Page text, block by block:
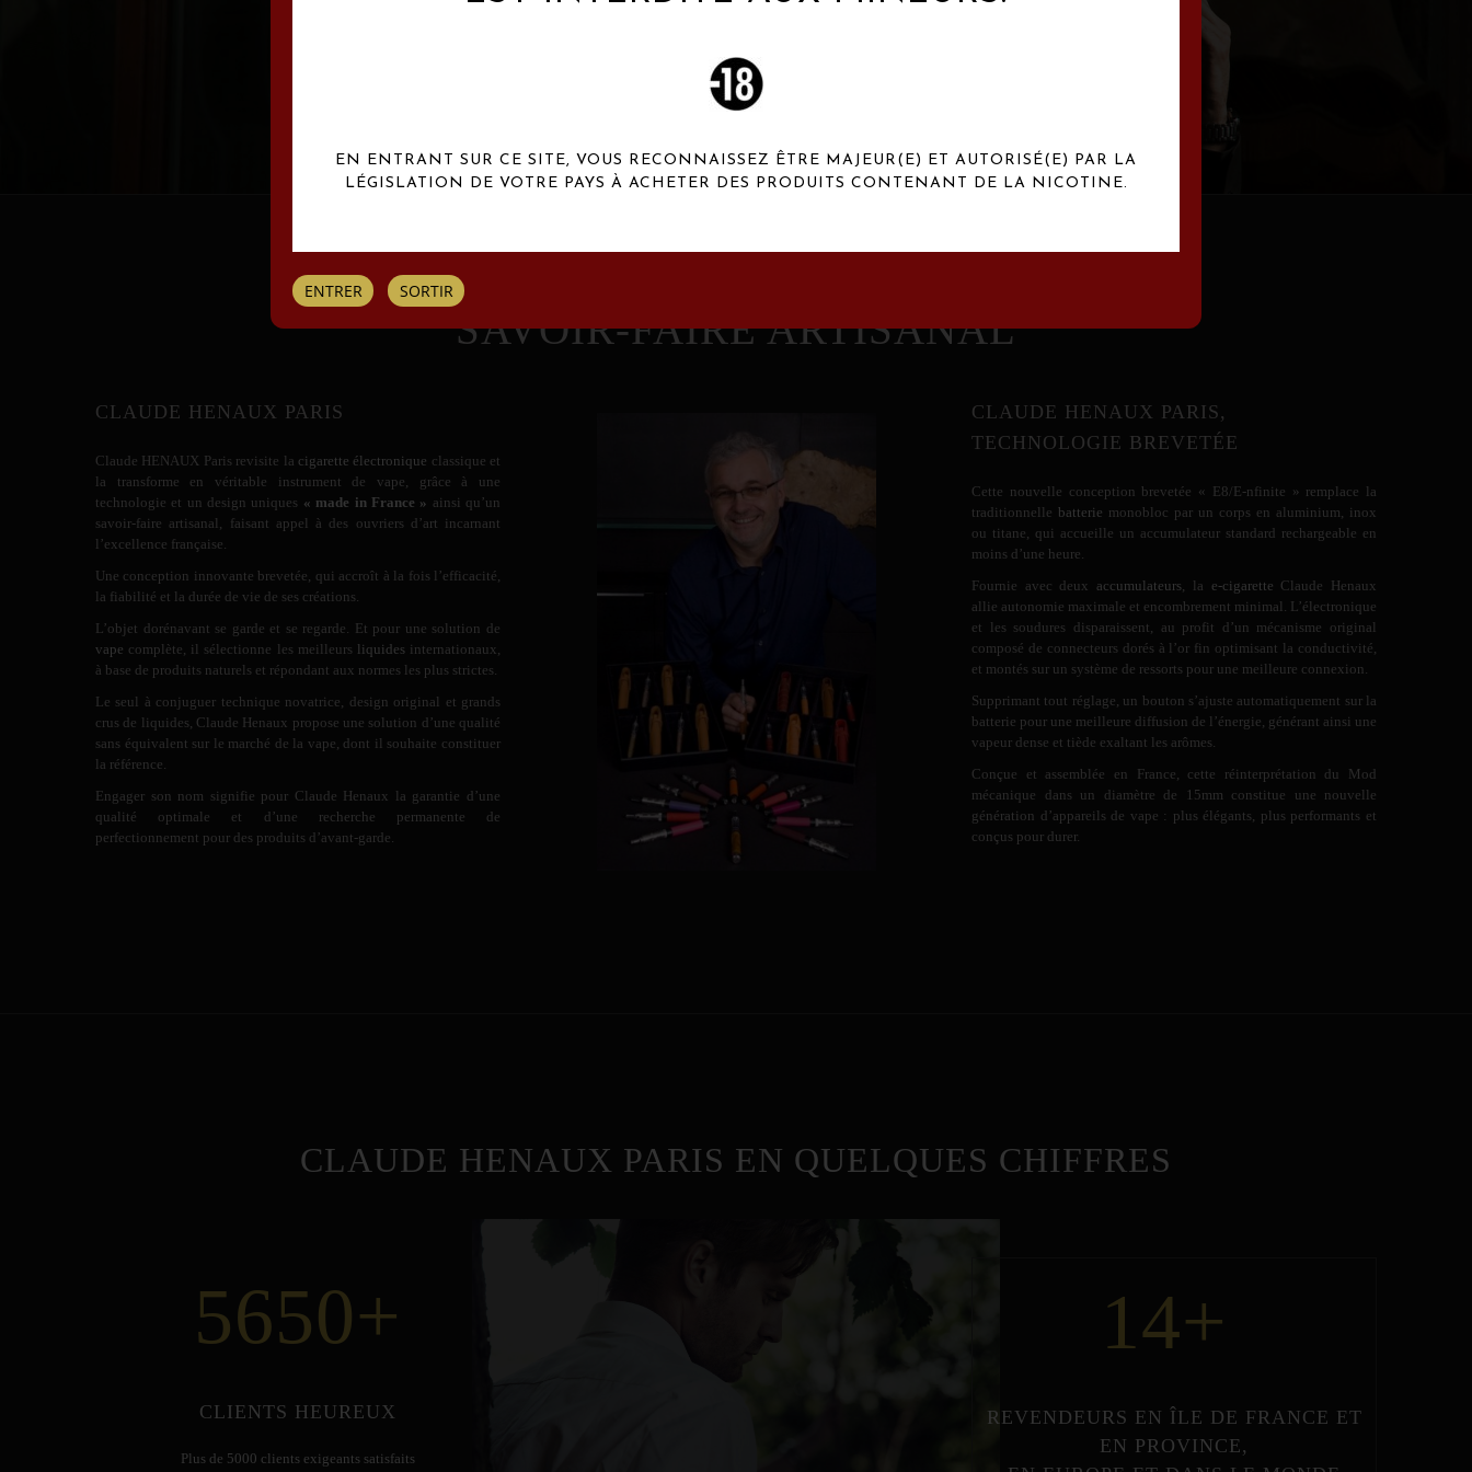
SAVOIR-FAIRE ARTISANAL
CLAUDE HENAUX PARIS
Claude HENAUX Paris revisite la cigarette électronique classique et
la transforme en véritable instrument de vape, grâce à une
technologie et un design uniques « made in France » ainsi qu’un
savoir-faire artisanal, faisant appel à des ouvriers d’art incarnant
l’excellence française.
Une conception innovante brevetée, qui accroît à la fois l’efficacité,
la fiabilité et la durée de vie de ses créations.
L’objet dorénavant se garde et se regarde. Et pour une solution de
vape complète, il sélectionne les meilleurs liquidesinternationaux,
à base de produits naturels et répondant aux normes les plus strictes.
Le seul à conjuguer technique novatrice, design original et grands
crus de liquides, Claude Henaux propose une solution d’une qualité
sans équivalent sur le marché de la vape, dont il souhaite constituer
la référence.
Engager son nom signifie pour Claude Henaux la garantie d’une
qualité optimale et d’une recherche permanente de
perfectionnement pour des produits d’avant-garde.
CLAUDE HENAUX PARIS,
TECHNOLOGIE BREVETÉE
Cette nouvelle conception brevetée « E8/E-nfinite » remplace la
traditionnelle batterie monobloc par un corps en aluminium, inox
ou titane, qui accueille un accumulateur standard rechargeable en
moins d’une heure.
Fournie avec deux accumulateurs , la e-cigarette Claude Henaux
allie autonomie maximale et encombrement minimal. L’électronique
et les soudures disparaissent, au profit d’un mécanisme original
composé de connecteurs dorés à l’or fin optimisant la conductivité,
et montés sur un système de ressorts pour une meilleure connexion.
Supprimant tout réglage, un bouton s’ajuste automatiquement sur la
batterie pour une meilleure diffusion de l’énergie, générant ainsi une
vapeur dense et tiède exaltant les arômes.
Conçue et assemblée en France, cette réinterprétation du Mod
mécanique dans un diamètre de 15mm constitue une nouvelle
génération d’appareils de vape : plus élégants, plus performants et
conçus pour durer.
CLAUDE HENAUX PARIS EN QUELQUES CHIFFRES
5650+
CLIENTS HEUREUX
Plus de 5000 clients exigeants satisfaits
14+
REVENDEURS EN ÎLE DE FRANCE ET
EN PROVINCE,
EN ENTRANT SUR CE SITE, VOUS RECONNAISSEZ ÊTRE MAJEUR(E) ET AUTORISÉ(E) PAR LA
LÉGISLATION DE VOTRE PAYS À ACHETER DES PRODUITS CONTENANT DE LA NICOTINE.
ENTRER SORTIR